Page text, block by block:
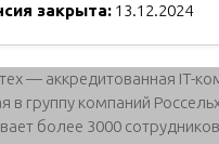
закрыта: 13.12.2024
— аккредитованная IT-
в группу компаний
более 3000